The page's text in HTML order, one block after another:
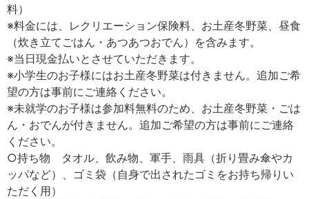
料）
※料金には、レクリエーション保険料、お土産冬野菜、昼食
（炊き立てごはん・あつあつおでん）を含みます。
※当日現金払いとさせていただきます。
※小学生のお子様にはお土産冬野菜は付きません。追加ご希
望の方は事前にご連絡ください。
※未就学のお子様は参加料無料のため、お土産冬野菜・ごは
ん・おでんが付きません。追加ご希望の方は事前にご連絡
ください。
○持ち物 タオル、飲み物、軍手、雨具（折り畳み傘やカ
ッパなど）、ゴミ袋（自身で出されたゴミをお持ち帰りい
ただく用）